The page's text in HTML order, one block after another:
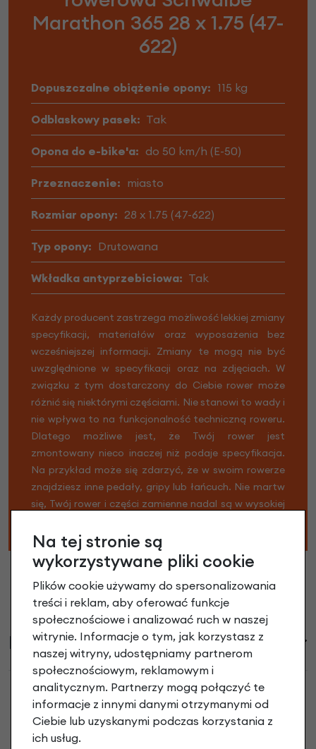
Marathon 365 28 x 1.75 (47-
622)
Dopuszczalne obiążenie opony: 115 kg
Odblaskowy pasek: Tak
Opona do e-bike'a: do 50 km/h (E-50)
Przeznaczenie: miasto
Rozmiar opony: 28 x 1.75 (47-622)
Typ opony: Drutowana
Wkładka antyprzebiciowa: Tak
Każdy producent zastrzega możliwość lekkiej zmiany
specyfikacji, materiałów oraz wyposażenia bez
wcześniejszej informacji. Zmiany te mogą nie być
uwzględnione w specyfikacji oraz na zdjęciach. W
związku z tym dostarczony do Ciebie rower może
różnić się niektórymi częściami. Nie stanowi to wady i
nie wpływa to na funkcjonalność techniczną roweru.
Dlatego możliwe jest, że Twój rower jest
zmontowany nieco inaczej niż podaje specyfikacja.
Na przykład może się zdarzyć, że w swoim rowerze
znajdziesz inne pedały, gripy lub łańcuch. Nie martw
się, Twój rower i części zamienne nadal są w wysokiej
Informacje handlowe
Opona rowerowa Schwalbe Marathon
Na tej stronie są
wykorzystywane pliki cookie
Plików cookie używamy do spersonalizowania
treści i reklam, aby oferować funkcje
społecznościowe i analizować ruch w naszej
witrynie. Informacje o tym, jak korzystasz z
naszej witryny, udostępniamy partnerom
społecznościowym, reklamowym i
analitycznym. Partnerzy mogą połączyć te
informacje z innymi danymi otrzymanymi od
Ciebie lub uzyskanymi podczas korzystania z
ich usług.